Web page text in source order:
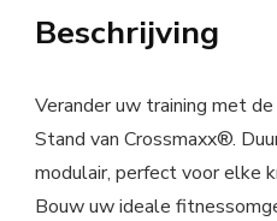
Beschrijving
Verander uw training met
Stand van Crossmaxx®.
modulair, perfect voor elke
Bouw uw ideale